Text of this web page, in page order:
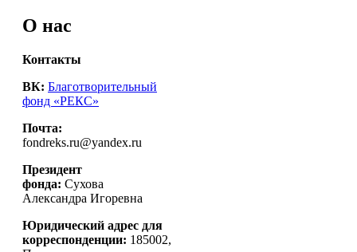
О нас
Контакты
ВК: Благотворительный
фонд «РЕКС»
Почта:
fondreks.ru@yandex.ru
Президент
фонда: Сухова
Александра Игоревна
Юридический адрес для
корреспонденции: 185002,